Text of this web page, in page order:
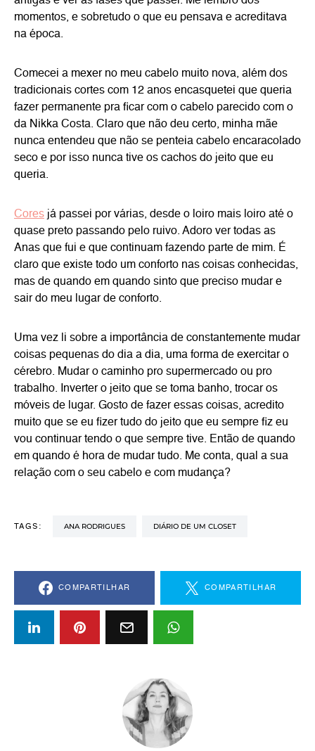
momentos, e sobretudo o que eu pensava e acreditava
na época.
Comecei a mexer no meu cabelo muito nova, além dos
tradicionais cortes com 12 anos encasquetei que queria
fazer permanente pra ficar com o cabelo parecido com o
da Nikka Costa. Claro que não deu certo, minha mãe
nunca entendeu que não se penteia cabelo encaracolado
seco e por isso nunca tive os cachos do jeito que eu
queria.
Cores já passei por várias, desde o loiro mais loiro até o
quase preto passando pelo ruivo. Adoro ver todas as
Anas que fui e que continuam fazendo parte de mim. É
claro que existe todo um conforto nas coisas conhecidas,
mas de quando em quando sinto que preciso mudar e
sair do meu lugar de conforto.
Uma vez li sobre a importância de constantemente mudar
coisas pequenas do dia a dia, uma forma de exercitar o
cérebro. Mudar o caminho pro supermercado ou pro
trabalho. Inverter o jeito que se toma banho, trocar os
móveis de lugar. Gosto de fazer essas coisas, acredito
muito que se eu fizer tudo do jeito que eu sempre fiz eu
vou continuar tendo o que sempre tive. Então de quando
em quando é hora de mudar tudo. Me conta, qual a sua
relação com o seu cabelo e com mudança?
TAGS: ANA RODRIGUES DIÁRIO DE UM CLOSET
COMPARTILHAR COMPARTILHAR